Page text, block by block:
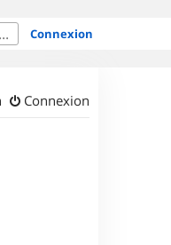
Connexion
Connexion